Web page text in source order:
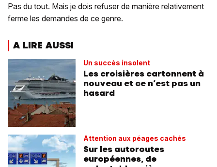
Pas du tout. Mais je dois refuser de manière relativement
ferme les demandes de ce genre.
A LIRE AUSSI
Un succès insolent
Les croisières cartonnent à
nouveau et ce n’est pas un
hasard
Attention aux péages cachés
Sur les autoroutes
européennes, de